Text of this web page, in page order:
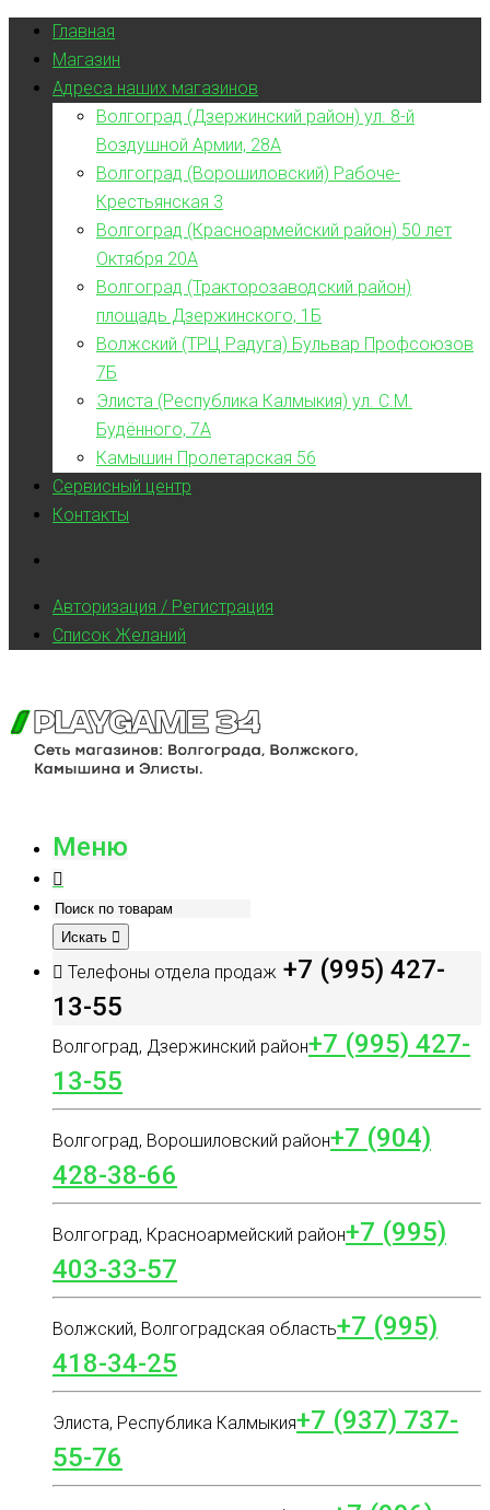
Главная
Магазин
Адреса наших магазинов
Волгоград (Дзержинский район) ул. 8-й
Воздушной Армии, 28А
Волгоград (Ворошиловский) Рабоче-
Крестьянская 3
Волгоград (Красноармейский район) 50 лет
Октября 20А
Волгоград (Тракторозаводский район)
площадь Дзержинского, 1Б
Волжский (ТРЦ Радуга) Бульвар Профсоюзов
7Б
Элиста (Республика Калмыкия) ул. С.М.
Будённого, 7А
Камышин Пролетарская 56
Сервисный центр
Контакты
Авторизация / Регистрация
Список Желаний
Меню
Искать
Телефоны отдела продаж +7 (995) 427-
13-55
Волгоград, Дзержинский район+7 (995) 427-
13-55
Волгоград, Ворошиловский район+7 (904)
428-38-66
Волгоград, Красноармейский район+7 (995)
403-33-57
Волжский, Волгоградская область+7 (995)
418-34-25
Элиста, Республика Калмыкия+7 (937) 737-
55-76